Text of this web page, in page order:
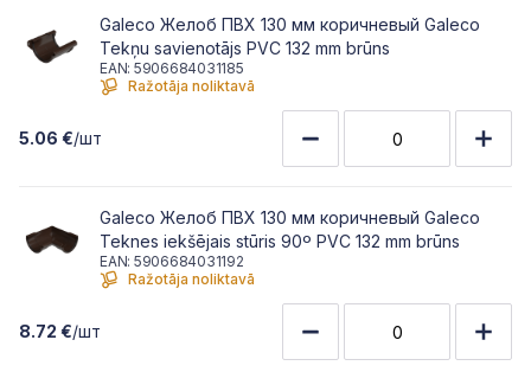
Galeco Желоб ПВХ 130 мм коричневый Galeco
Tekņu savienotājs PVC 132 mm brūns
EAN: 5906684031185
Ražotāja noliktavā
5.06 €/шт
Galeco Желоб ПВХ 130 мм коричневый Galeco
Teknes iekšējais stūris 90º PVC 132 mm brūns
EAN: 5906684031192
Ražotāja noliktavā
8.72 €/шт